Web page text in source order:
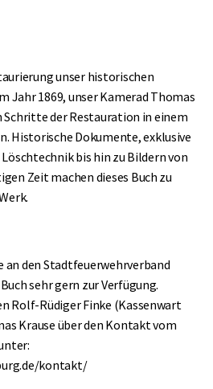
unser historischen
Jahr 1869, unser Kamerad Thomas
Schritte der Restauration in einem
Historische Dokumente, exklusive
bis hin zu Bildern von
Zeit machen dieses Buch zu
an den Stadtfeuerwehrverband
sehr gern zur Verfügung.
Rolf-Rüdiger Finke (Kassenwart
Krause über den Kontakt vom
kontakt/